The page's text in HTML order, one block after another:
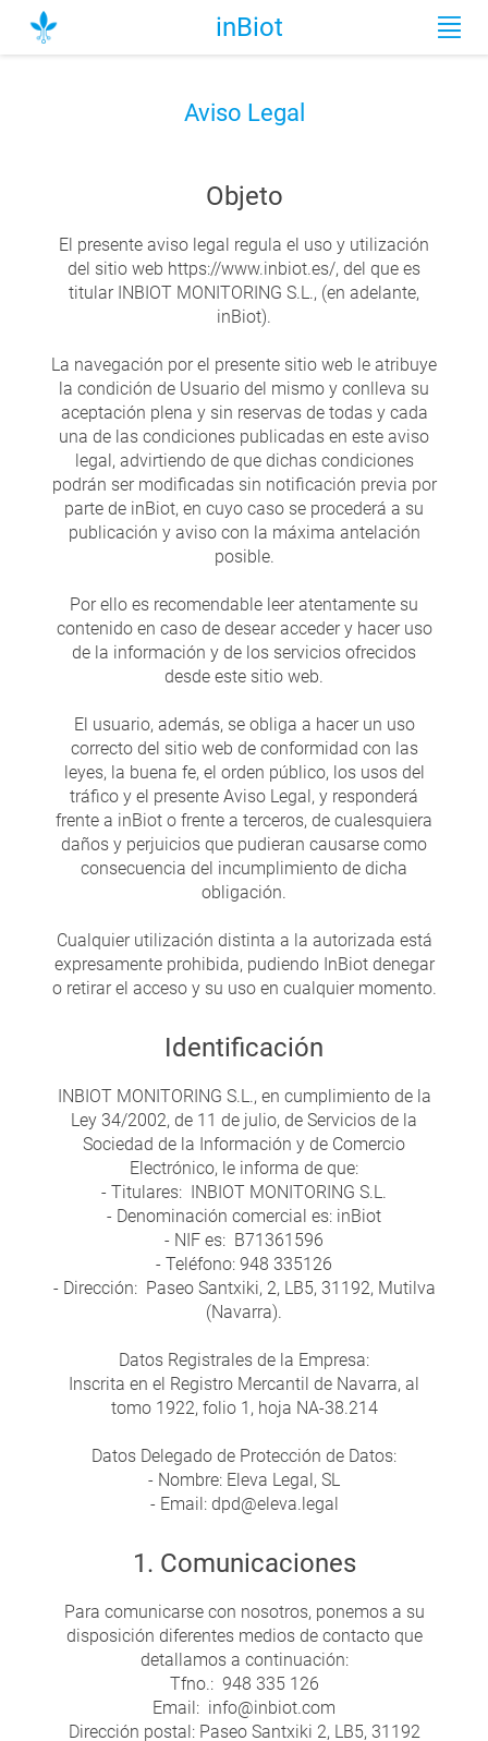
inBiot
Aviso Legal
Objeto
El presente aviso legal regula el uso y utilización
del sitio web https://www.inbiot.es/, del que es
titular INBIOT MONITORING S.L., (en adelante,
inBiot).
La navegación por el presente sitio web le atribuye
la condición de Usuario del mismo y conlleva su
aceptación plena y sin reservas de todas y cada
una de las condiciones publicadas en este aviso
legal, advirtiendo de que dichas condiciones
podrán ser modificadas sin notificación previa por
parte de inBiot, en cuyo caso se procederá a su
publicación y aviso con la máxima antelación
posible.
Por ello es recomendable leer atentamente su
contenido en caso de desear acceder y hacer uso
de la información y de los servicios ofrecidos
desde este sitio web.
El usuario, además, se obliga a hacer un uso
correcto del sitio web de conformidad con las
leyes, la buena fe, el orden público, los usos del
tráfico y el presente Aviso Legal, y responderá
frente a inBiot o frente a terceros, de cualesquiera
daños y perjuicios que pudieran causarse como
consecuencia del incumplimiento de dicha
obligación.
Cualquier utilización distinta a la autorizada está
expresamente prohibida, pudiendo InBiot denegar
o retirar el acceso y su uso en cualquier momento.
Identificación
INBIOT MONITORING S.L., en cumplimiento de la
Ley 34/2002, de 11 de julio, de Servicios de la
Sociedad de la Información y de Comercio
Electrónico, le informa de que:
- Titulares: INBIOT MONITORING S.L.
- Denominación comercial es: inBiot
- NIF es: B71361596
- Teléfono: 948 335126
- Dirección: Paseo Santxiki, 2, LB5, 31192, Mutilva
(Navarra).
Datos Registrales de la Empresa:
Inscrita en el Registro Mercantil de Navarra, al
tomo 1922, folio 1, hoja NA-38.214
Datos Delegado de Protección de Datos:
- Nombre: Eleva Legal, SL
- Email: dpd@eleva.legal
1. Comunicaciones
Para comunicarse con nosotros, ponemos a su
disposición diferentes medios de contacto que
detallamos a continuación:
Tfno.: 948 335 126
Email: info@inbiot.com
Dirección postal: Paseo Santxiki 2, LB5, 31192